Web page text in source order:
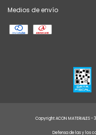
Medios de envío
Copyright ACON MATERIALES
Defensa de las y los